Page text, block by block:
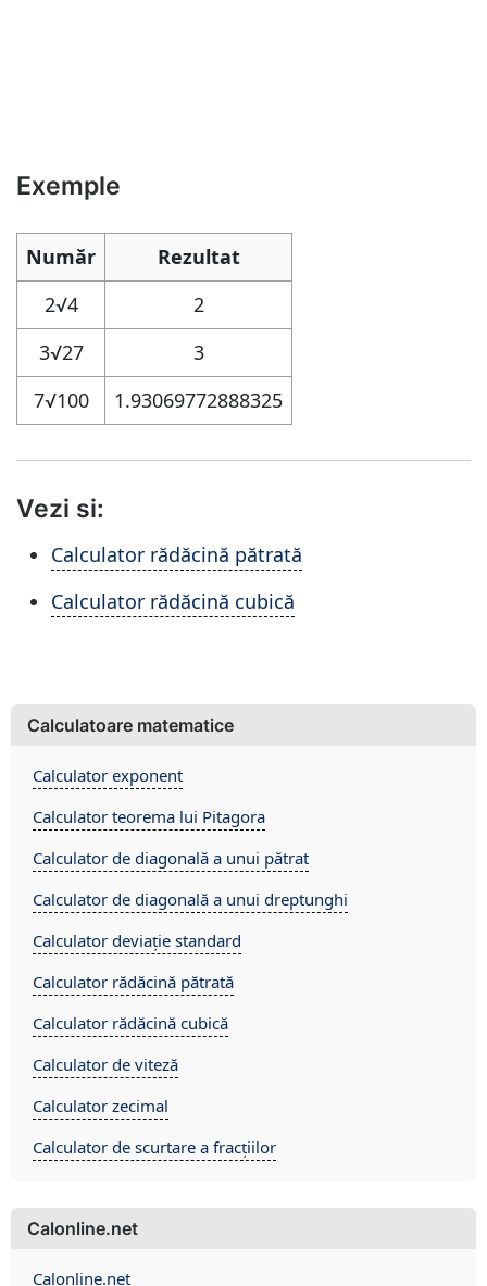
Exemple
Număr
Rezultat
2√4
2
3√27
3
7√100 1.93069772888325
Vezi si:
Calculator rădăcină pătrată
Calculator rădăcină cubică
Calculatoare matematice
Calculator exponent
Calculator teorema lui Pitagora
Calculator de diagonală a unui pătrat
Calculator de diagonală a unui dreptunghi
Calculator deviație standard
Calculator rădăcină pătrată
Calculator rădăcină cubică
Calculator de viteză
Calculator zecimal
Calculator de scurtare a fracțiilor
Calonline.net
Calonline.net